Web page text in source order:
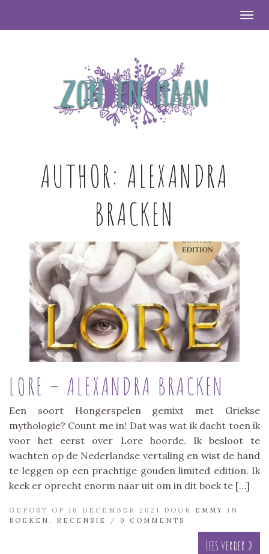
AUTHOR: ALEXANDRA
BRACKEN
LORE – ALEXANDRA BRACKEN
Een soort Hongerspelen gemixt met Griekse
mythologie? Count me in! Dat was wat ik dacht toen ik
voor het eerst over Lore hoorde. Ik besloot te
wachten op de Nederlandse vertaling en wist de hand
te leggen op een prachtige gouden limited edition. Ik
keek er oprecht enorm naar uit om in dit boek te […]
GEPOST OP 18 DECEMBER 2021 DOOR EMMY
IN
BOEKEN
RECENSIE / 0 COMMENTS
Lees verder »